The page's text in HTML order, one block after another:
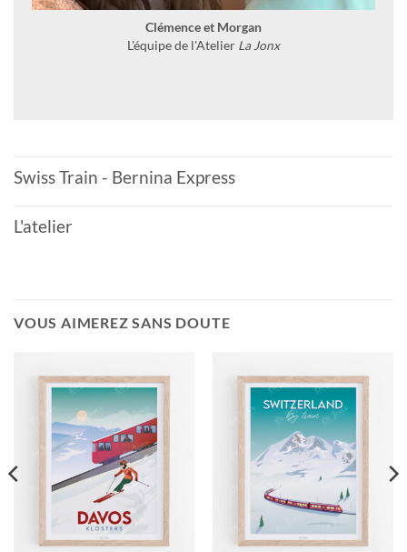
Clémence et Morgan
L'équipe de l'Atelier La Jonx
Swiss Train - Bernina Express
L'atelier
VOUS AIMEREZ SANS DOUTE